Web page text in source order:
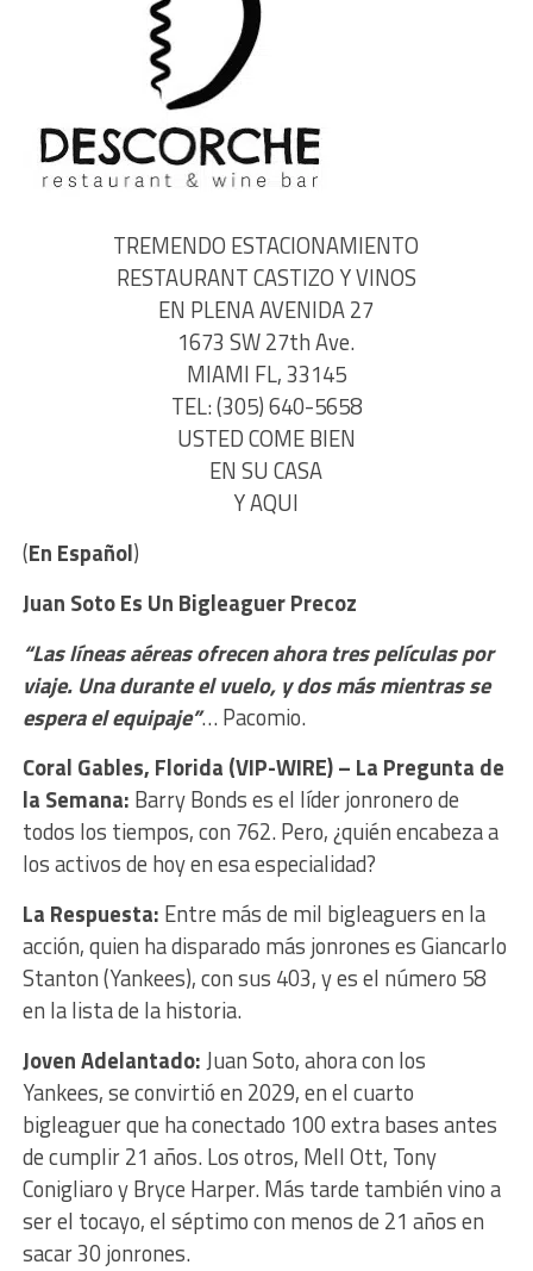
TREMENDO ESTACIONAMIENTO
RESTAURANT CASTIZO Y VINOS
EN PLENA AVENIDA 27
1673 SW 27th Ave.
MIAMI FL, 33145
TEL: (305) 640-5658
USTED COME BIEN
EN SU CASA
Y AQUI
(En Español)
Juan Soto Es Un Bigleaguer Precoz
“Las líneas aéreas ofrecen ahora tres películas por
viaje. Una durante el vuelo, y dos más mientras se
espera el equipaje”… Pacomio.
Coral Gables, Florida (VIP-WIRE) – La Pregunta de
la Semana: Barry Bonds es el líder jonronero de
todos los tiempos, con 762. Pero, ¿quién encabeza a
los activos de hoy en esa especialidad?
La Respuesta: Entre más de mil bigleaguers en la
acción, quien ha disparado más jonrones es Giancarlo
Stanton (Yankees), con sus 403, y es el número 58
en la lista de la historia.
Joven Adelantado:JuanSoto, ahora con los
Yankees, se convirtió en 2029, en el cuarto
bigleaguer que ha conectado 100 extra bases antes
de cumplir 21 años. Los otros, Mell Ott, Tony
Conigliaro y Bryce Harper. Más tarde también vino a
ser el tocayo, el séptimo con menos de 21 años en
sacar 30 jonrones.